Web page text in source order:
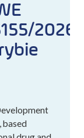
2026